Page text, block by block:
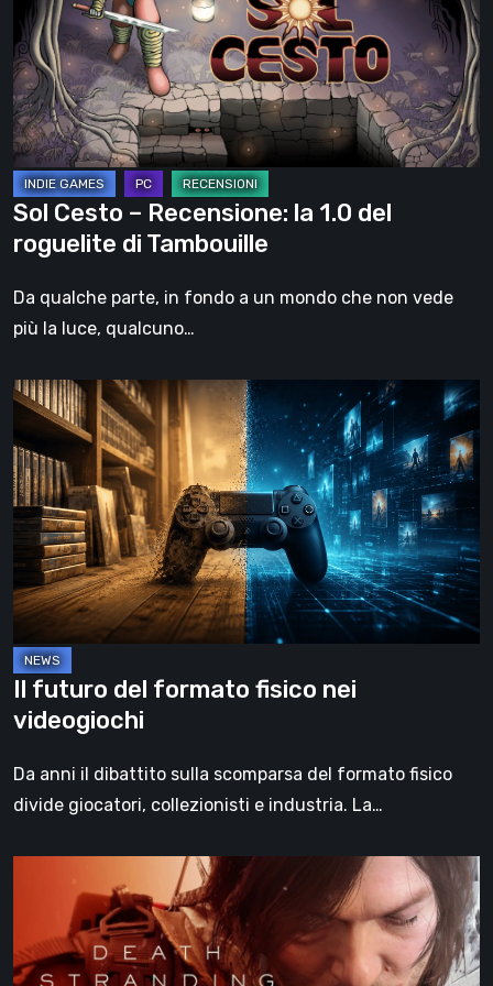
Recensione:
la
1.0
del
roguelite
di
Tambouille
Sol Cesto – Recensione: la 1.0 del
roguelite di Tambouille
Da qualche parte, in fondo a un mondo che non vede
più la luce, qualcuno…
Il
futuro
del
formato
fisico
videogiochi
Il futuro del formato fisico nei
videogiochi
Da anni il dibattito sulla scomparsa del formato fisico
divide giocatori, collezionisti e industria. La…
Stranding
On